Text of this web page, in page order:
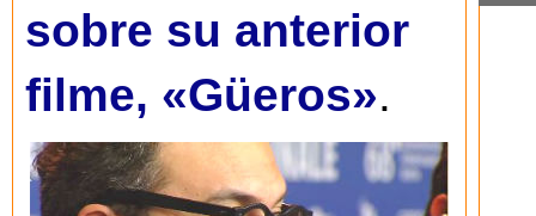
sobre su anterior
filme, «Güeros».